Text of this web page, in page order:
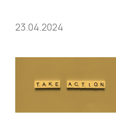
23.04.2024